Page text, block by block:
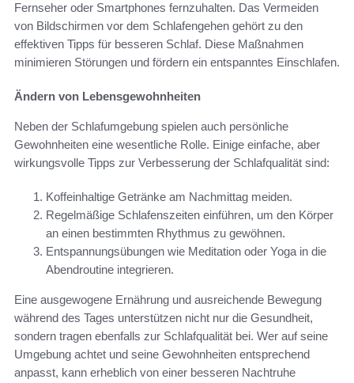
Fernseher oder Smartphones fernzuhalten. Das Vermeiden
von Bildschirmen vor dem Schlafengehen gehört zu den
effektiven Tipps für besseren Schlaf. Diese Maßnahmen
minimieren Störungen und fördern ein entspanntes Einschlafen.
Ändern von Lebensgewohnheiten
Neben der Schlafumgebung spielen auch persönliche
Gewohnheiten eine wesentliche Rolle. Einige einfache, aber
wirkungsvolle Tipps zur Verbesserung der Schlafqualität sind:
Koffeinhaltige Getränke am Nachmittag meiden.
Regelmäßige Schlafenszeiten einführen, um den Körper
an einen bestimmten Rhythmus zu gewöhnen.
Entspannungsübungen wie Meditation oder Yoga in die
Abendroutine integrieren.
Eine ausgewogene Ernährung und ausreichende Bewegung
während des Tages unterstützen nicht nur die Gesundheit,
sondern tragen ebenfalls zur Schlafqualität bei. Wer auf seine
Umgebung achtet und seine Gewohnheiten entsprechend
anpasst, kann erheblich von einer besseren Nachtruhe